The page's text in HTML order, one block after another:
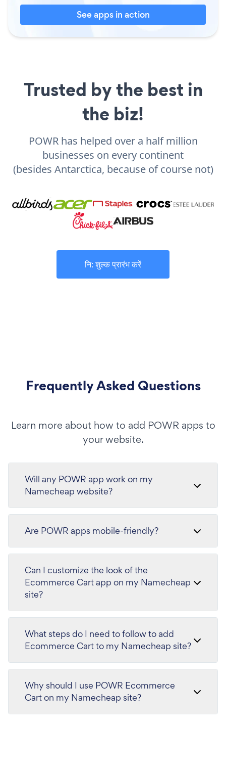
See apps in action
Trusted by the best in
the biz!
POWR has helped over a half million
businesses on every continent
(besides Antarctica, because of course not)
नि: शुल्क प्रारंभ करें
Frequently Asked Questions
Learn more about how to add POWR apps to
your website.
Will any POWR app work on my
Namecheap website?
Are POWR apps mobile-friendly?
Can I customize the look of the
Ecommerce Cart app on my Namecheap
site?
What steps do I need to follow to add
Ecommerce Cart to my Namecheap site?
Why should I use POWR Ecommerce
Cart on my Namecheap site?